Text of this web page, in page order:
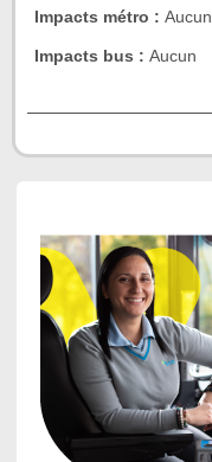
Impacts métro : Aucun
Impacts bus : Aucun
de
Le